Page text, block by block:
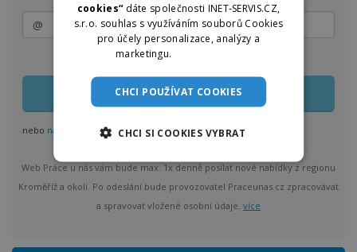
Zasílání lze kdykoliv upravit nebo jednoduše zrušit
nebo nastavit odběr pro více regionů
Web Práce u nás vám bude max. 1x denně posílat nové nabídky z regionu
Kroměříž a okolí. Po odeslání bude provozovatel Praceunas.cz zpracovávat
a spravovat vložené osobní údaje. více
cookies“ dáte společnosti INET-SERVIS.CZ,
s.r.o. souhlas s využíváním souborů Cookies
pro účely personalizace, analýzy a
marketingu.
CHCI POUŽÍVAT COOKIES
CHCI SI COOKIES VYBRAT